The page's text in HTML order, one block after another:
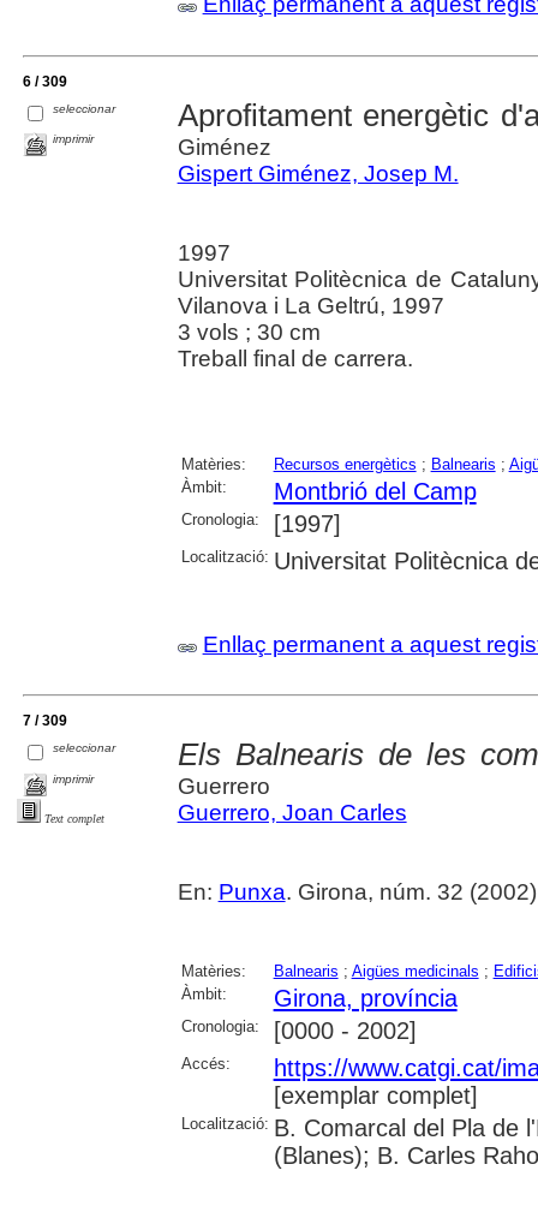
6 / 309
seleccionar
imprimir
Aprofitament energètic
Giménez
Gispert Giménez, Josep M.
1997
Universitat Politècnica de
Vilanova i La Geltrú, 1997
3 vols ; 30 cm
Treball final de carrera.
Matèries: Recursos energètics ; Balnearis ;
Àmbit:
Montbrió del Camp
Cronologia: [1997]
Localització: Universitat Politècnica
Enllaç permanent a aquest
7 / 309
seleccionar
imprimir
Text complet
Els Balnearis de les
Guerrero
Guerrero, Joan Carles
En: Punxa. Girona, núm. 32
Matèries: Balnearis ; Aigües medicinals ;
Àmbit:
Girona, província
Cronologia: [0000 - 2002]
Accés:
https://www.catgi.cat/
[exemplar complet]
Localització: B. Comarcal del Pla de
(Blanes); B. Carles